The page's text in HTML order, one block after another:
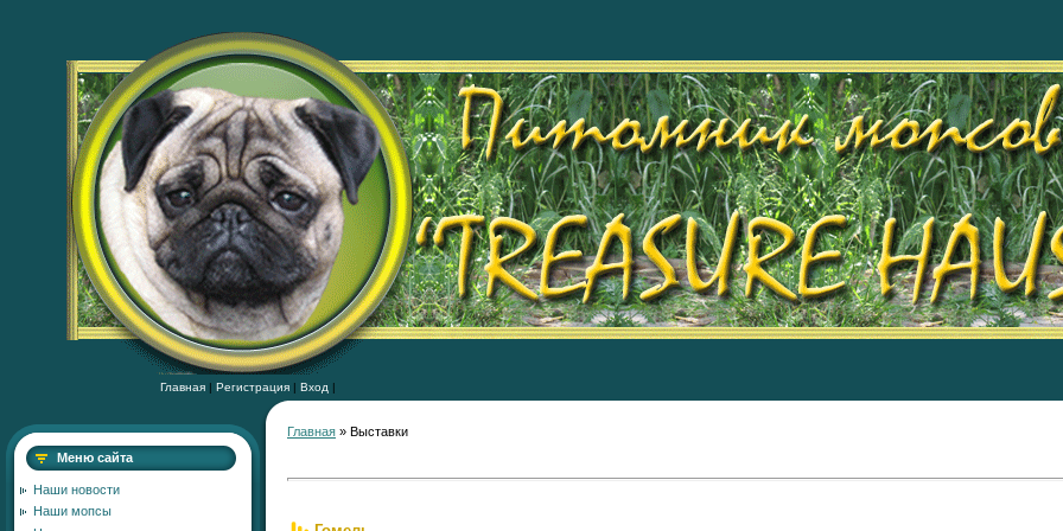
Главная | Регистрация | Вход |
Меню сайта
Наши новости
Наши мопсы
Главная » Выставки